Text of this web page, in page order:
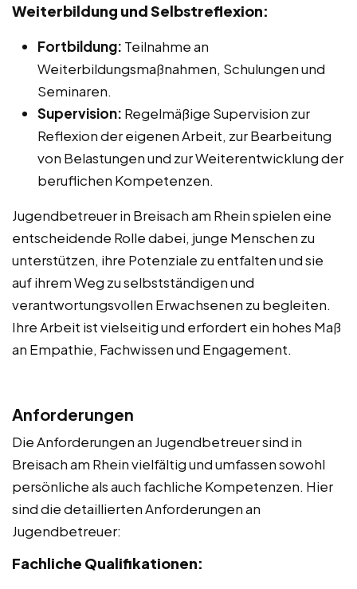
Weiterbildung und Selbstreflexion:
Fortbildung: Teilnahme an
Weiterbildungsmaßnahmen, Schulungen und
Seminaren.
Supervision: Regelmäßige Supervision zur
Reflexion der eigenen Arbeit, zur Bearbeitung
von Belastungen und zur Weiterentwicklung der
beruflichen Kompetenzen.
Jugendbetreuer in Breisach am Rhein spielen eine
entscheidende Rolle dabei, junge Menschen zu
unterstützen, ihre Potenziale zu entfalten und sie
auf ihrem Weg zu selbstständigen und
verantwortungsvollen Erwachsenen zu begleiten.
Ihre Arbeit ist vielseitig und erfordert ein hohes Maß
an Empathie, Fachwissen und Engagement.
Anforderungen
Die Anforderungen an Jugendbetreuer sind in
Breisach am Rhein vielfältig und umfassen sowohl
persönliche als auch fachliche Kompetenzen. Hier
sind die detaillierten Anforderungen an
Jugendbetreuer:
Fachliche Qualifikationen: